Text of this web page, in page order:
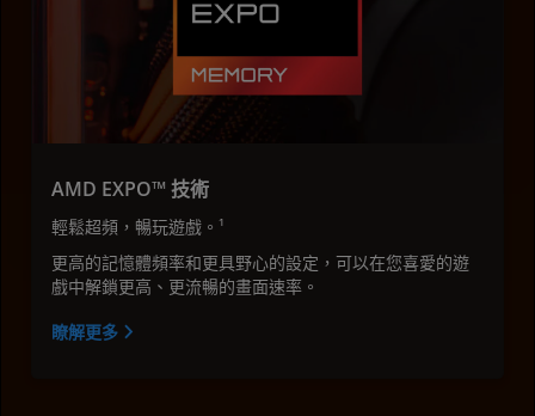
AMD EXPO™ 技術
輕鬆超頻，暢玩遊戲。¹
更高的記憶體頻率和更具野心的設定，可以在您喜愛的遊
戲中解鎖更高、更流暢的畫面速率。
瞭解更多